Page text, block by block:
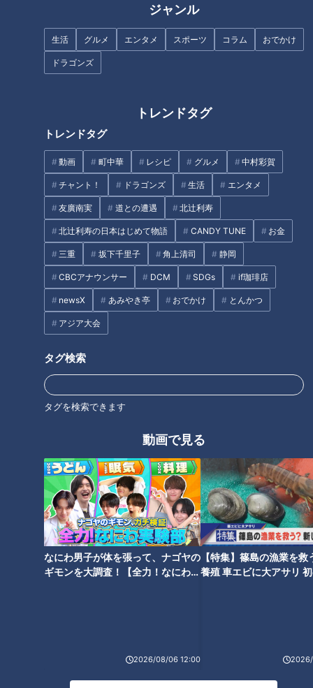
ジャンル
生活 グルメ エンタメ スポーツ コラム おでかけ
ドラゴンズ
トレンドタグ
トレンドタグ
動画 町中華 レシピ グルメ 中村彩賀
チャント！ ドラゴンズ 生活 エンタメ
友廣南実 道との遭遇 北辻利寿
北辻利寿の日本はじめて物語 CANDY TUNE お金
三重 坂下千里子 角上清司 静岡
CBCアナウンサー DCM SDGs if珈琲店
newsX あみやき亭 おでかけ とんかつ
アジア大会
タグ検索
タグを検索できます
動画で見る
なにわ男子が体を張って、ナゴヤの
ギモンを大調査！【全力！なにわ実
2026/08/06 12:00
【特集】篠島の漁業を救
養殖 車エビに大アサリ
紹介
店」の魅力とは？
にお値打ちな天ぷら弁当＆焼肉
今が旬!時間無制限で食べ放題の
「ブリーベリー狩り」
夏でも人気の「かにすき」！？
愛知・一宮市の名物グルメ＆三
重・桑名市の「焼きたて安永
餅」を調査！
チャント！
オススメ関連コンテンツ
専門家イチオシ！新生活に「あ
ったらいいな」を叶えてくれる
レンチンで冷たい？電子レンジ
で温めても冷え冷えの「冷やし
中華」の秘密
げ 缶詰・冷凍食品などで
つのポイントで紹介！